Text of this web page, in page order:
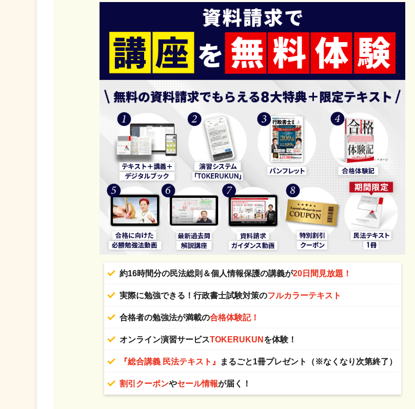
約16時間分の民法総則＆個人情報保護の講義が20日間見放題！
実際に勉強できる！行政書士試験対策のフルカラーテキスト
合格者の勉強法が満載の合格体験記！
オンライン演習サービスTOKERUKUN を体験！
『総合講義 民法テキスト』 まるごと1冊プレゼント（※なくなり次第終了）
割引クーポンやセール情報が届く！